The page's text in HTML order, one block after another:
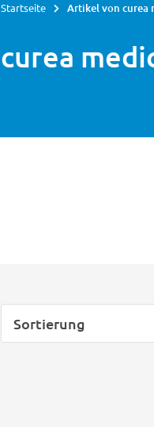
Startseite Artikel von curea
curea
Sortierung